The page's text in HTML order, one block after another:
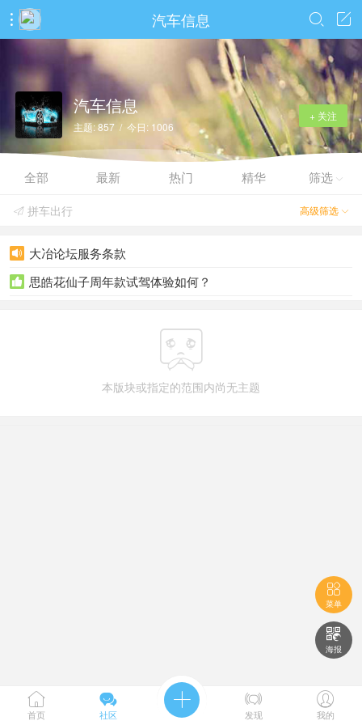
 汽车信息 

+ 关注
汽车信息
主题: 857 / 今日: 1006
全部 最新 热门 精华 筛选 
高级筛选 
 拼车出行
 大冶论坛服务条款
 思皓花仙子周年款试驾体验如何？

本版块或指定的范围内尚无主题

菜单

海报

首页

社区
 
发现

我的